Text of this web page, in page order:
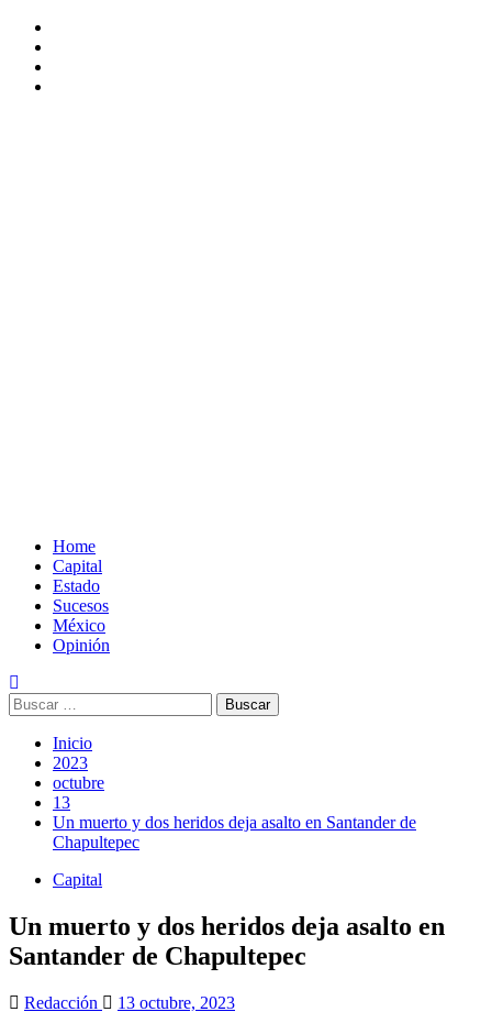
Saltar
contenido
Home
Capital
Estado
Sucesos
México
Opinión
Buscar:
Inicio
2023
octubre
13
Un muerto y dos heridos deja asalto en Santander de
Chapultepec
Capital
Un muerto y dos heridos deja asalto en
Santander de Chapultepec
Redacción 13 octubre, 2023